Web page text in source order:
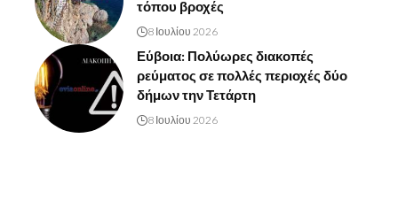
τόπου βροχές
8 Ιουλίου 2026
Εύβοια: Πολύωρες διακοπές
ρεύματος σε πολλές περιοχές δύο
δήμων την Τετάρτη
8 Ιουλίου 2026